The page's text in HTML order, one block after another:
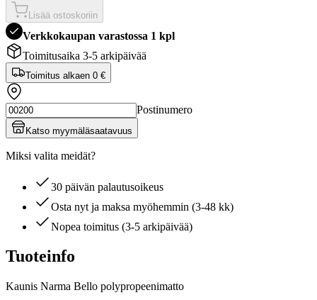
Lisää ostoskoriin
Verkkokaupan varastossa 1 kpl
Toimitusaika 3-5 arkipäivää
Toimitus alkaen 0 €
Postinumero
Katso myymäläsaatavuus
Miksi valita meidät?
30 päivän palautusoikeus
Osta nyt ja maksa myöhemmin (3-48 kk)
Nopea toimitus (3-5 arkipäivää)
Tuoteinfo
Kaunis Narma Bello polypropeenimatto